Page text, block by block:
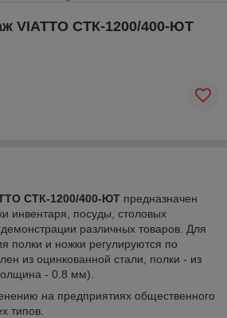
VIATTO СТК-1200/400-ЮТ
СТК-1200/400-ЮТ предназначен
инвентаря, посуды, столовых
различных товаров. Для
полки и ножки регулируются по
из оцинкованной стали, полки - из
- 0.8 мм).
на предприятиях общественного
типов.